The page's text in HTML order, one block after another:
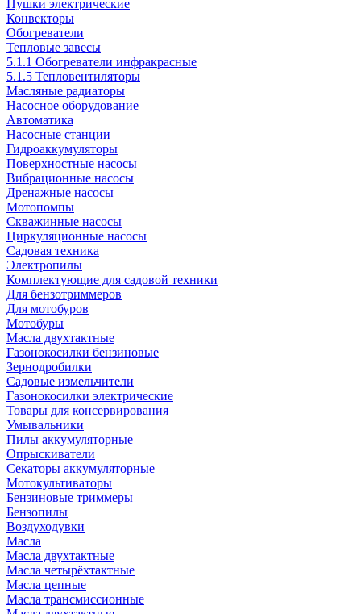
Пушки электрические
Конвекторы
Обогреватели
Тепловые завесы
5.1.1 Обогреватели инфракрасные
5.1.5 Тепловентиляторы
Масляные радиаторы
Насосное оборудование
Автоматика
Насосные станции
Гидроаккумуляторы
Поверхностные насосы
Вибрационные насосы
Дренажные насосы
Мотопомпы
Скважинные насосы
Циркуляционные насосы
Садовая техника
Электропилы
Комплектующие для садовой техники
Для бензотриммеров
Для мотобуров
Мотобуры
Масла двухтактные
Газонокосилки бензиновые
Зернодробилки
Садовые измельчители
Газонокосилки электрические
Товары для консервирования
Умывальники
Пилы аккумуляторные
Опрыскиватели
Секаторы аккумуляторные
Мотокультиваторы
Бензиновые триммеры
Бензопилы
Воздуходувки
Масла
Масла двухтактные
Масла четырёхтактные
Масла цепные
Масла трансмиссионные